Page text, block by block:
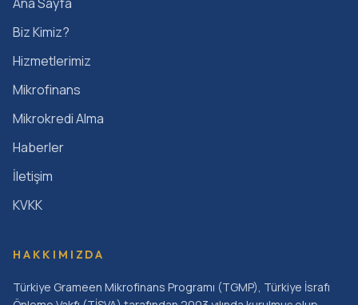
Biz Kimiz?
Hizmetlerimiz
Mikrofinans
Mikrokredi Alma
Haberler
İletişim
KVKK
HAKKIMIZDA
Türkiye Grameen Mikrofinans Programı (TGMP), Türkiye İsrafı